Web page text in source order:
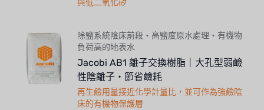
與低二氧化矽
除鹽系統陰床前段・高鹽度原水處理・有機物
負荷高的地表水
Jacobi AB1 離子交換樹脂｜大孔型弱鹼
性陰離子・節省鹼耗
再生鹼用量接近化學計量比，並可作為強鹼陰
床的有機物保護層